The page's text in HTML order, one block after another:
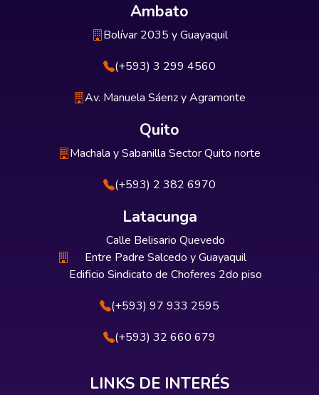
Ambato
Bolívar 2035 y Guayaquil
(+593) 3 299 4560
Av. Manuela Sáenz y Agramonte
Quito
Machala y Sabanilla Sector Quito norte
(+593) 2 382 6970
Latacunga
Calle Belisario Quevedo
Entre Padre Salcedo y Guayaquil
Edificio Sindicato de Choferes 2do piso
(+593) 97 933 2595
(+593) 32 660 679
LINKS DE INTERÉS